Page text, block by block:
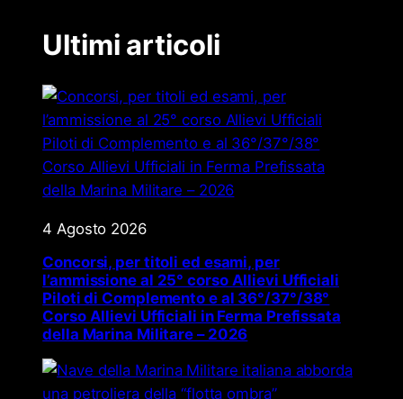
Ultimi articoli
4 Agosto 2026
Concorsi, per titoli ed esami, per
l’ammissione al 25° corso Allievi Ufficiali
Piloti di Complemento e al 36°/37°/38°
Corso Allievi Ufficiali in Ferma Prefissata
della Marina Militare – 2026